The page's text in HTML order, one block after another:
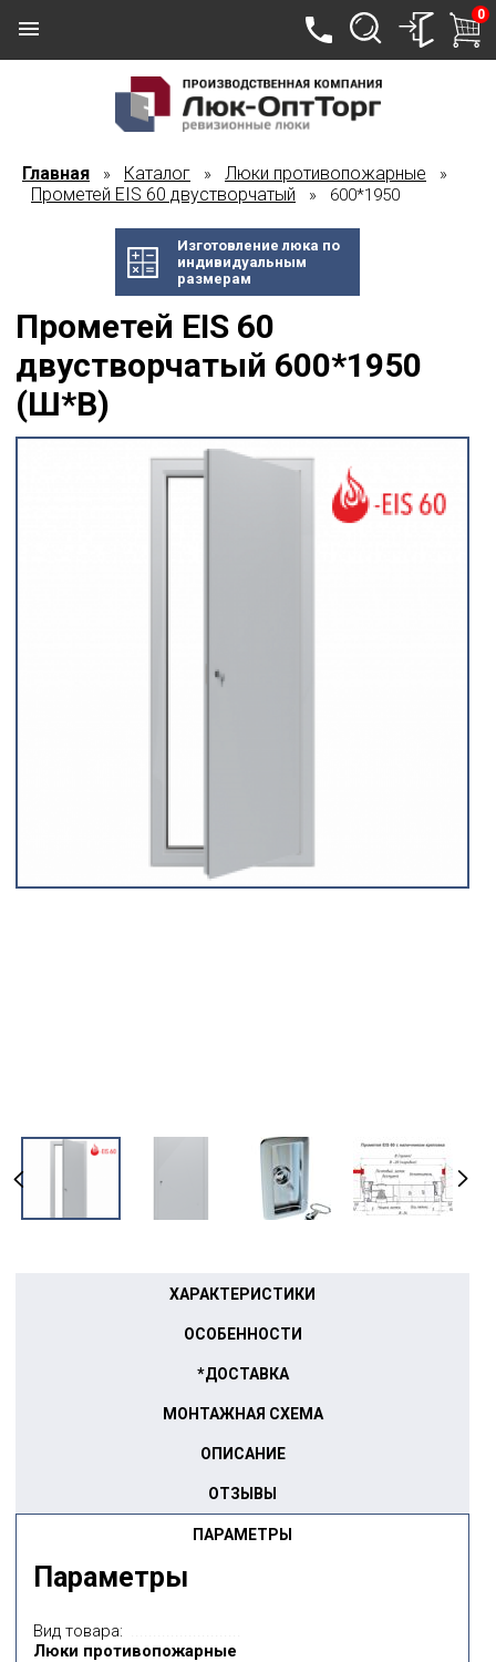
0
Главная » Каталог » Люки противопожарные »
Прометей EIS 60 двустворчатый » 600*1950
Изготовление люка по
индивидуальным
размерам
Прометей EIS 60
двустворчатый 600*1950
(Ш*В)
ПАРАМЕТРЫ
ХАРАКТЕРИСТИКИ
ОСОБЕННОСТИ
*ДОСТАВКА
МОНТАЖНАЯ СХЕМА
ОПИСАНИЕ
ОТЗЫВЫ
Параметры
Вид товара:
Люки противопожарные